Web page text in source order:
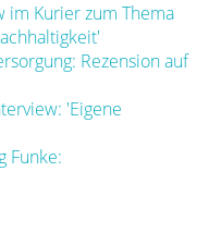
im Kurier zum Thema
Rezension auf
'Eigene
Funke: